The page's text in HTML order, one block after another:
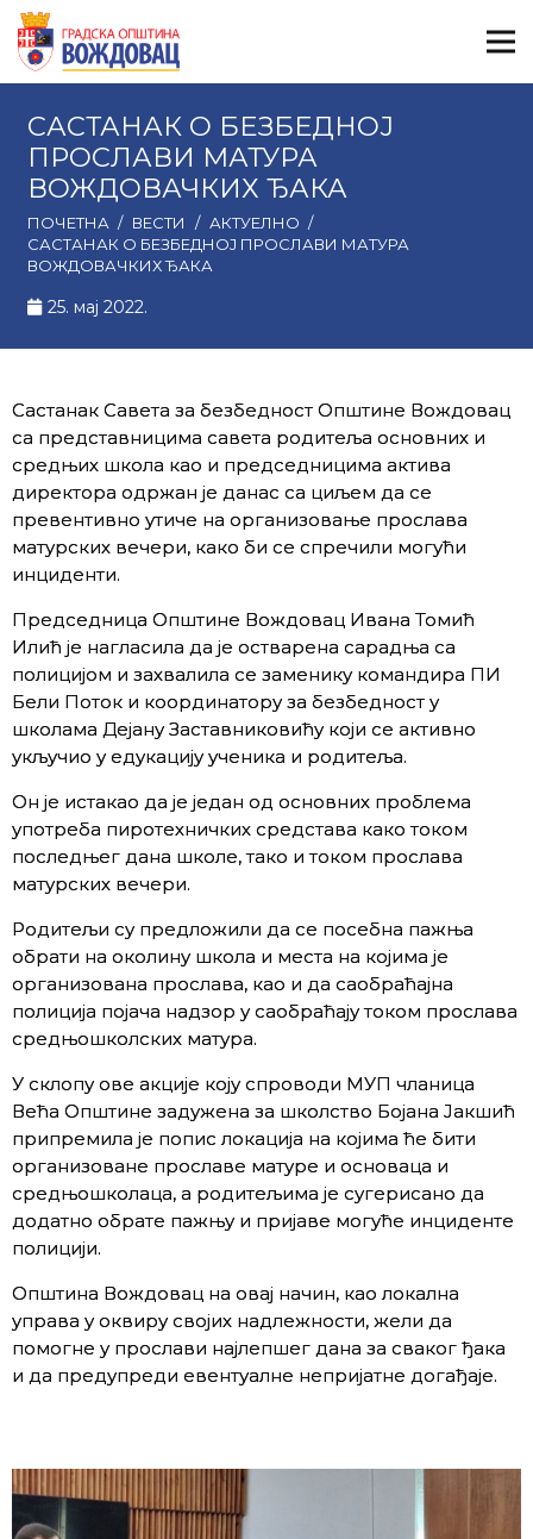
САСТАНАК О БЕЗБЕДНОЈ
ПРОСЛАВИ МАТУРА
ВОЖДОВАЧКИХ ЂАКА
ПОЧЕТНА / ВЕСТИ / АКТУЕЛНО /
САСТАНАК О БЕЗБЕДНОЈ ПРОСЛАВИ МАТУРА
ВОЖДОВАЧКИХ ЂАКА
25. мај 2022.
Састанак Савета за безбедност Општине Вождовац
са представницима савета родитеља основних и
средњих школа као и председницима актива
директора одржан је данас са циљем да се
превентивно утиче на организовање прослава
матурских вечери, како би се спречили могући
инциденти.
Председница Општине Вождовац Ивана Томић
Илић је нагласила да је остварена сарадња са
полицијом и захвалила се заменику командира ПИ
Бели Поток и координатору за безбедност у
школама Дејану Заставниковићу који се активно
укључио у едукацију ученика и родитеља.
Он је истакао да је један од основних проблема
употреба пиротехничких средстава како током
последњег дана школе, тако и током прослава
матурских вечери.
Родитељи су предложили да се посебна пажња
обрати на околину школа и места на којима је
организована прослава, као и да саобраћајна
полиција појача надзор у саобраћају током прослава
средњошколских матура.
У склопу ове акције коју спроводи МУП чланица
Већа Општине задужена за школство Бојана Јакшић
припремила је попис локација на којима ће бити
организоване прославе матуре и основаца и
средњошколаца, а родитељима је сугерисано да
додатно обрате пажњу и пријаве могуће инциденте
полицији.
Општина Вождовац на овај начин, као локална
управа у оквиру својих надлежности, жели да
помогне у прослави најлепшег дана за сваког ђака
и да предупреди евентуалне непријатне догађаје.